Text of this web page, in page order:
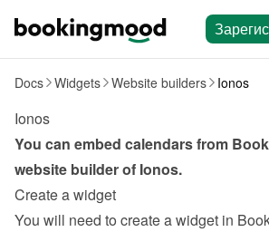
Docs Widgets Website builders Ionos
Ionos
You can embed calendars from
website builder of Ionos.
Create a widget
You will need to create a widget in